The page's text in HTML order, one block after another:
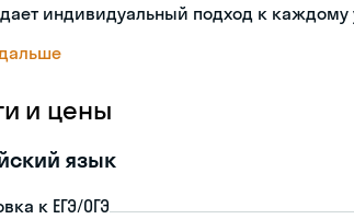
индивидуальный подход к каждому
и цены
язык
к ЕГЭ/ОГЭ